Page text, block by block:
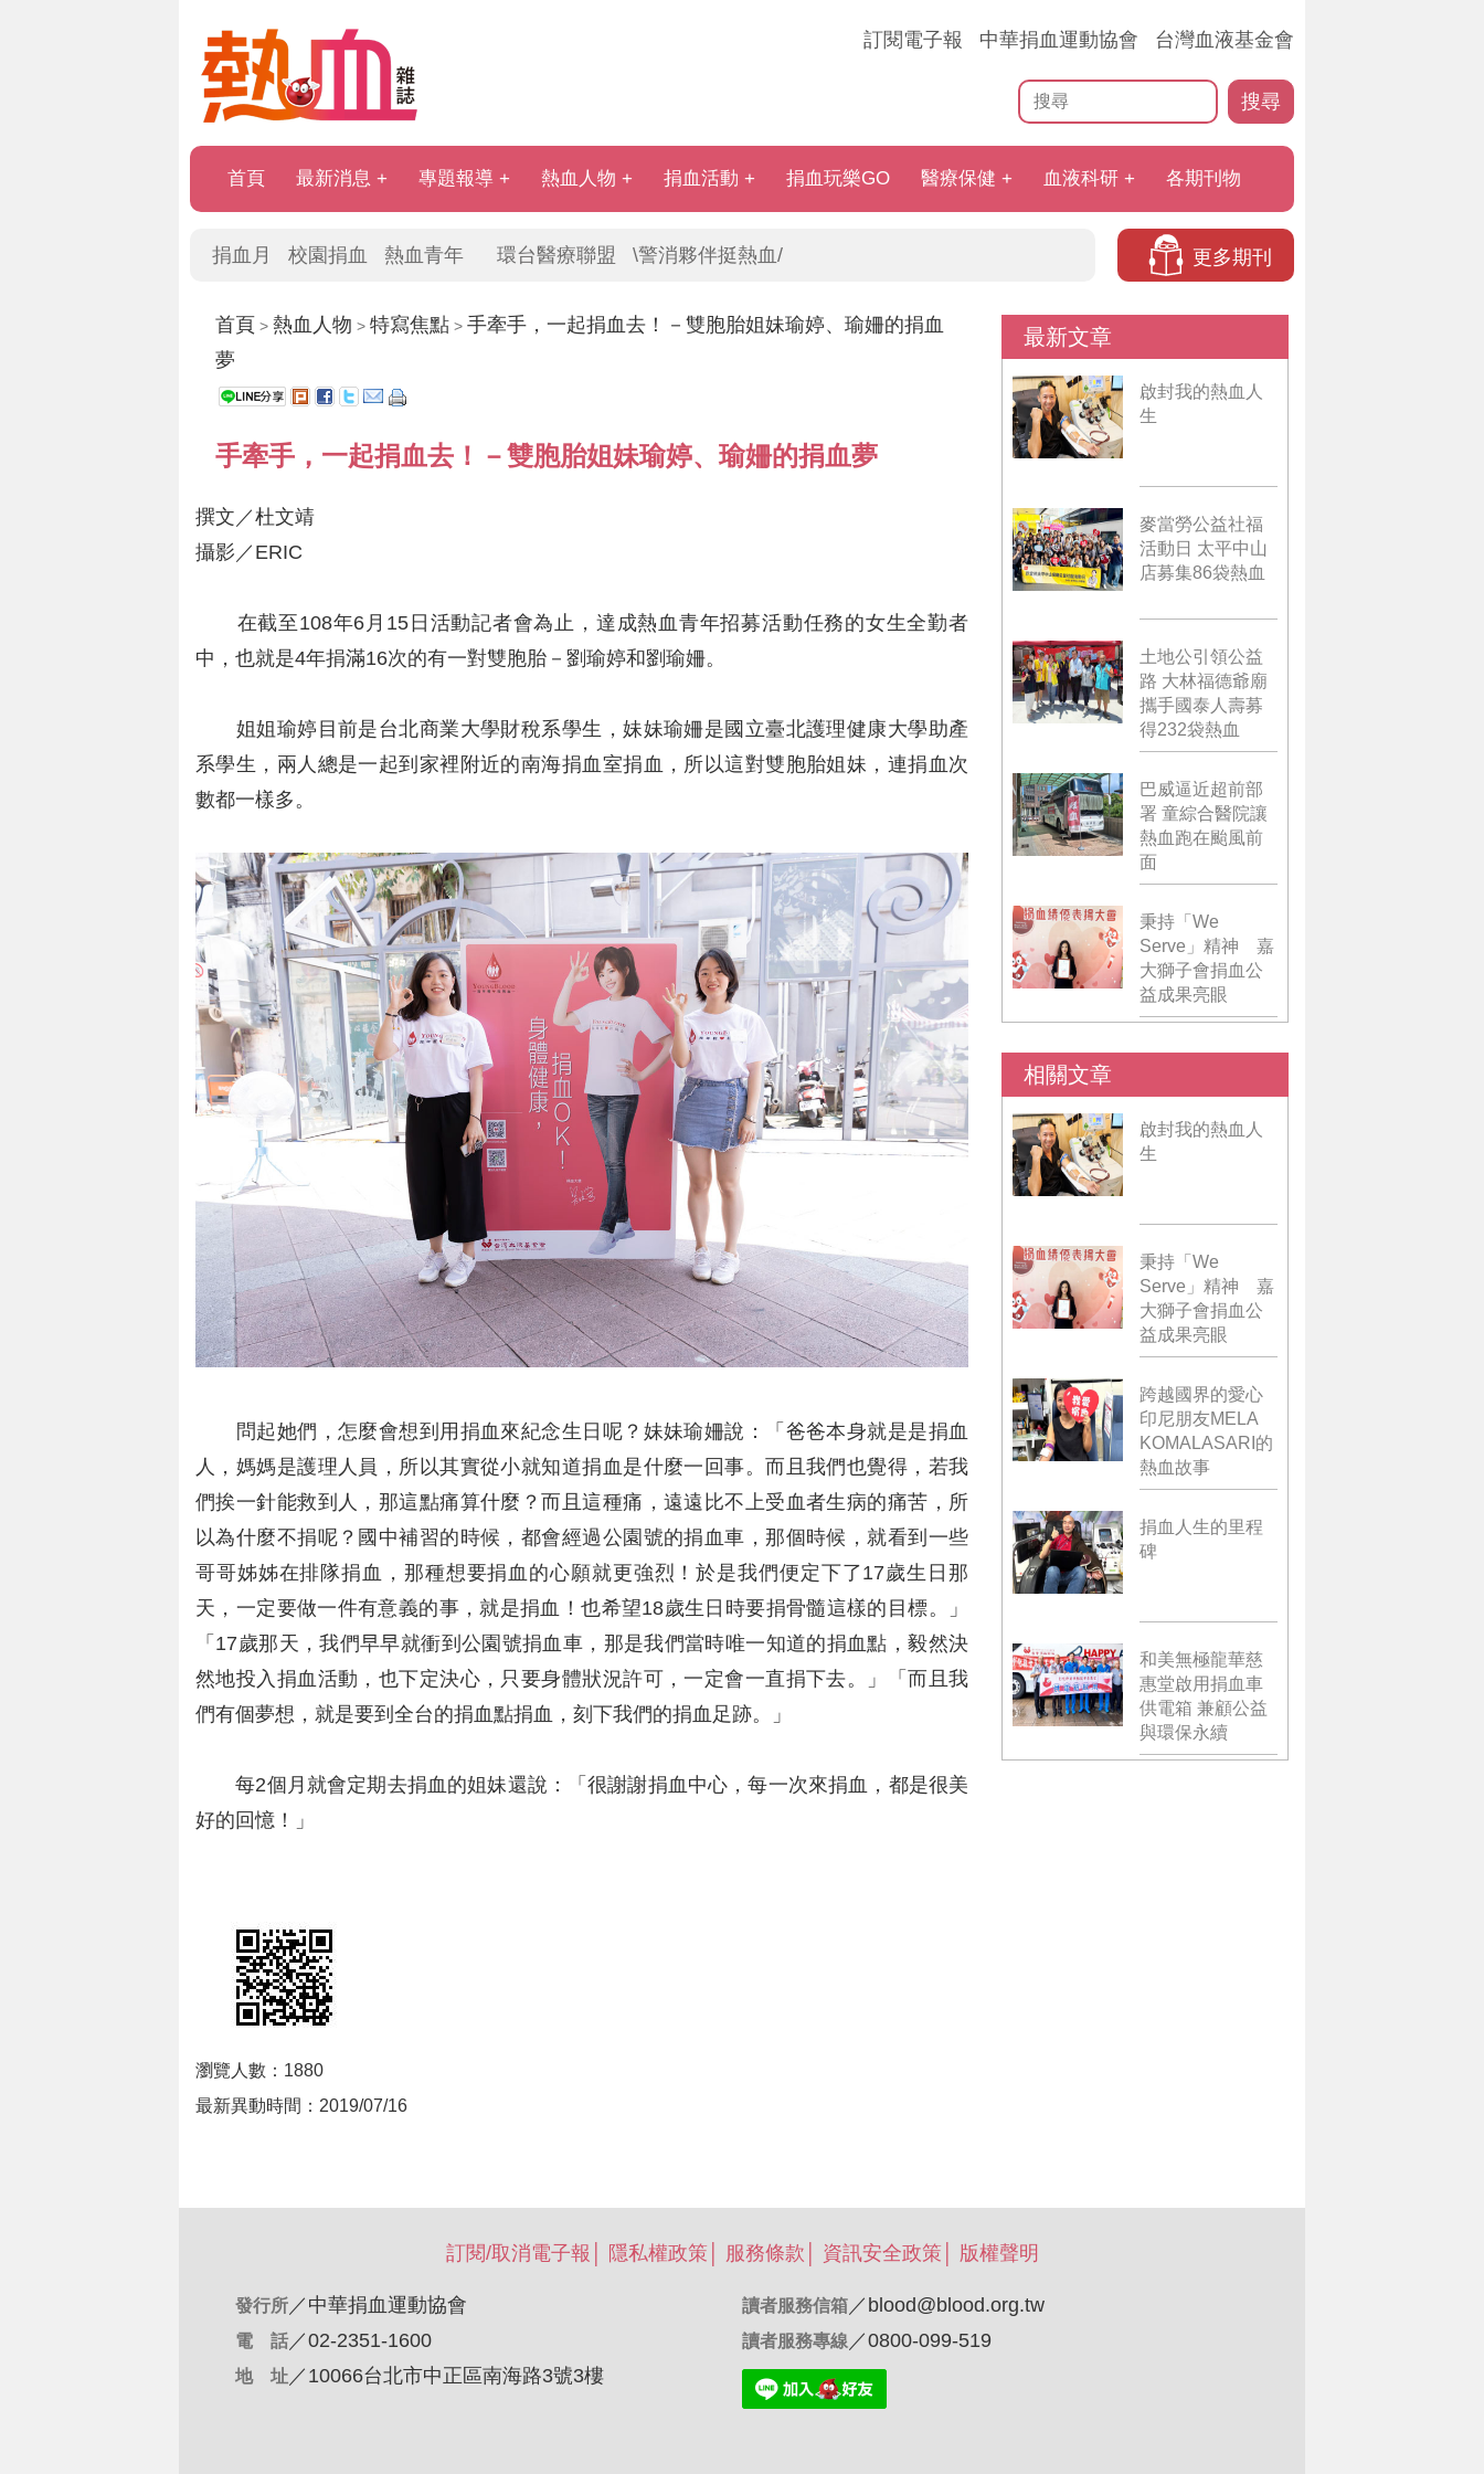
訂閱電子報 中華捐血運動協會 台灣血液基金會
搜尋
首頁 最新消息 專題報導 熱血人物 捐血活動 捐血玩樂GO 醫療保健 血液科研 各期刊物
捐血月 校園捐血 熱血青年 環台醫療聯盟 \警消夥伴挺熱血/ 更多期刊
首頁 > 熱血人物 > 特寫焦點> 手牽手，一起捐血去！－雙胞胎姐妹瑜婷、瑜姍的捐血
夢
手牽手，一起捐血去！－雙胞胎姐妹瑜婷、瑜姍的捐血夢
撰文／杜文靖
攝影／ERIC
在截至108年6月15日活動記者會為止，達成熱血青年招募活動任務的女生全勤者
中，也就是4年捐滿16次的有一對雙胞胎－劉瑜婷和劉瑜姍。
姐姐瑜婷目前是台北商業大學財稅系學生，妹妹瑜姍是國立臺北護理健康大學助產
系學生，兩人總是一起到家裡附近的南海捐血室捐血，所以這對雙胞胎姐妹，連捐血次
數都一樣多。
問起她們，怎麼會想到用捐血來紀念生日呢？妹妹瑜姍說：「爸爸本身就是是捐血
人，媽媽是護理人員，所以其實從小就知道捐血是什麼一回事。而且我們也覺得，若我
們挨一針能救到人，那這點痛算什麼？而且這種痛，遠遠比不上受血者生病的痛苦，所
以為什麼不捐呢？國中補習的時候，都會經過公園號的捐血車，那個時候，就看到一些
哥哥姊姊在排隊捐血，那種想要捐血的心願就更強烈！於是我們便定下了17歲生日那
天，一定要做一件有意義的事，就是捐血！也希望18歲生日時要捐骨髓這樣的目標。」
「17歲那天，我們早早就衝到公園號捐血車，那是我們當時唯一知道的捐血點，毅然決
然地投入捐血活動，也下定決心，只要身體狀況許可，一定會一直捐下去。」「而且我
們有個夢想，就是要到全台的捐血點捐血，刻下我們的捐血足跡。」
每2個月就會定期去捐血的姐妹還說：「很謝謝捐血中心，每一次來捐血，都是很美
好的回憶！」
瀏覽人數：1880
最新異動時間：2019/07/16
最新文章
啟封我的熱血人
生
麥當勞公益社福
活動日 太平中山
店募集86袋熱血
土地公引領公益
路 大林福德爺廟
攜手國泰人壽募
得232袋熱血
巴威逼近超前部
署 童綜合醫院讓
熱血跑在颱風前
面
秉持「We
Serve」精神 嘉
大獅子會捐血公
益成果亮眼
相關文章
啟封我的熱血人
生
秉持「We
Serve」精神 嘉
大獅子會捐血公
益成果亮眼
跨越國界的愛心
印尼朋友MELA
KOMALASARI的
熱血故事
捐血人生的里程
碑
和美無極龍華慈
惠堂啟用捐血車
供電箱 兼顧公益
與環保永續
訂閱/取消電子報 隱私權政策 服務條款 資訊安全政策 版權聲明
發行所／ 中華捐血運動協會
電 話／02-2351-1600
地 址／10066台北市中正區南海路3號3樓
讀者服務信箱／ blood@blood.org.tw
讀者服務專線／0800-099-519